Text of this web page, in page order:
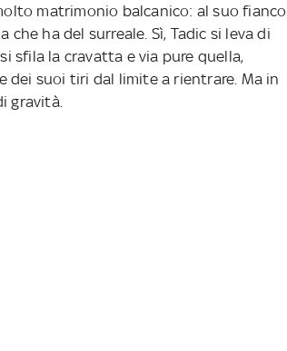
matrimonio balcanico: al suo fianco
ha del surreale. Sì, Tadic si leva di
sfila la cravatta e via pure quella,
dei suoi tiri dal limite a rientrare. Ma in
gravità.